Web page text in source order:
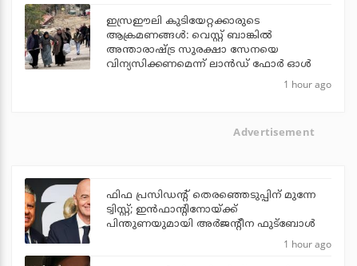
ഇസ്രഈലി കുടിയേറ്റക്കാരുടെ
ആക്രമണങ്ങള്‍: വെസ്റ്റ് ബാങ്കില്‍
അന്താരാഷ്ട്ര സുരക്ഷാ സേനയെ
വിന്യസിക്കണമെന്ന് ലാന്‍ഡ് ഫോര്‍ ഓള്‍
1 hour ago
Advertisement
ഫിഫ പ്രസിഡന്റ് തെരഞ്ഞെടുപ്പിന് മുന്നേ
ട്വിസ്റ്റ്; ഇന്‍ഫാന്റിനോയ്ക്ക്
പിന്തുണയുമായി അര്‍ജന്റീന ഫുട്‌ബോള്‍
1 hour ago